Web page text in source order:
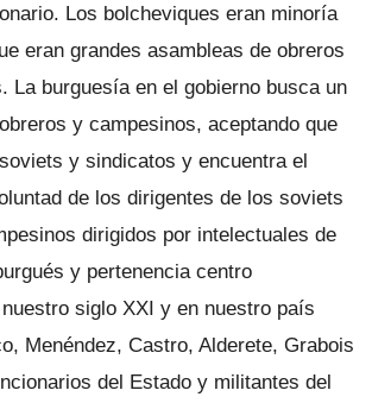
Los bolcheviques eran minoría
eran grandes asambleas de obreros
La burguesía en el gobierno busca un
y campesinos, aceptando que
y sindicatos y encuentra el
de los dirigentes de los soviets
dirigidos por intelectuales de
y pertenencia centro
siglo XXI y en nuestro país
Menéndez, Castro, Alderete, Grabois
del Estado y militantes del